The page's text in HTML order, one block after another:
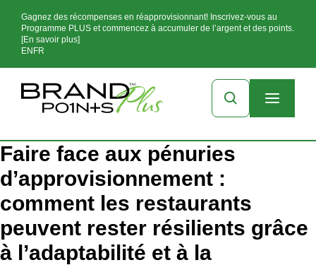
Gagnez des récompenses en réapprovisionnant! Inscrivez-vous au
Programme PLUS et commencez à accumuler de l’argent et des points.
[En savoir plus]
EN FR
Faire face aux pénuries
d’approvisionnement :
comment les restaurants
peuvent rester résilients grâce
à l’adaptabilité et à la